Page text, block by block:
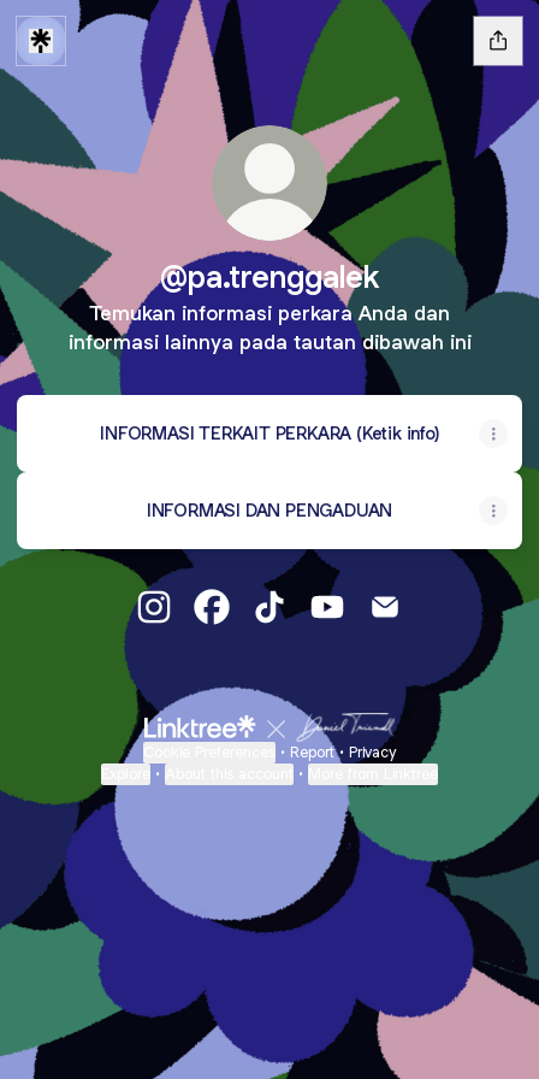
@pa.trenggalek
Temukan informasi perkara Anda dan
informasi lainnya pada tautan dibawah ini
INFORMASI TERKAIT PERKARA (Ketik info)
INFORMASI DAN PENGADUAN
@pa.trenggalek TikTok
@pa.trenggalek
@pa.trenggalek
• Report • Privacy
• •